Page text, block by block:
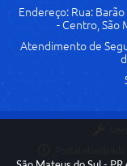
Endereço: Rua:
- Centro, São
Atendimento de